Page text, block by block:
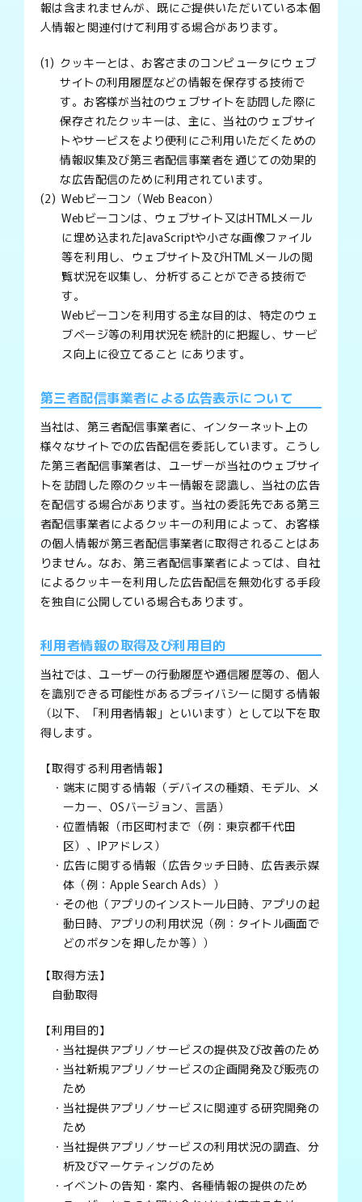
報は含まれませんが、既にご提供いただいている本個
人情報と関連付けて利用する場合があります。
クッキーとは、お客さまのコンピュータにウェブ
サイトの利用履歴などの情報を保存する技術で
す。お客様が当社のウェブサイトを訪問した際に
保存されたクッキーは、主に、当社のウェブサイ
トやサービスをより便利にご利用いただくための
情報収集及び第三者配信事業者を通じての効果的
な広告配信のために利用されています。
Webビーコン（Web Beacon）
Webビーコンは、ウェブサイト又はHTMLメール
に埋め込まれたJavaScriptや小さな画像ファイル
等を利用し、ウェブサイト及びHTMLメールの閲
覧状況を収集し、分析することができる技術で
す。
Webビーコンを利用する主な目的は、特定のウェ
ブページ等の利用状況を統計的に把握し、サービ
ス向上に役立てること にあります。
第三者配信事業者による広告表示について
当社は、第三者配信事業者に、インターネット上の
様々なサイトでの広告配信を委託しています。こうし
た第三者配信事業者は、ユーザーが当社のウェブサイ
トを訪問した際のクッキー情報を認識し、当社の広告
を配信する場合があります。当社の委託先である第三
者配信事業者によるクッキーの利用によって、お客様
の個人情報が第三者配信事業者に取得されることはあ
りません。なお、第三者配信事業者によっては、自社
によるクッキーを利用した広告配信を無効化する手段
を独自に公開している場合もあります。
利用者情報の取得及び利用目的
当社では、ユーザーの行動履歴や通信履歴等の、個人
を識別できる可能性があるプライバシーに関する情報
（以下、「利用者情報」といいます）として以下を取
得します。
【取得する利用者情報】
端末に関する情報（デバイスの種類、モデル、メ
ーカー、OSバージョン、言語）
位置情報（市区町村まで（例：東京都千代田
区）、IPアドレス）
広告に関する情報（広告タッチ日時、広告表示媒
体（例：Apple Search Ads））
その他（アプリのインストール日時、アプリの起
動日時、アプリの利用状況（例：タイトル画面で
どのボタンを押したか等））
【取得方法】
自動取得
【利用目的】
当社提供アプリ／サービスの提供及び改善のため
当社新規アプリ／サービスの企画開発及び販売の
ため
当社提供アプリ／サービスに関連する研究開発の
ため
当社提供アプリ／サービスの利用状況の調査、分
析及びマーケティングのため
イベントの告知・案内、各種情報の提供のため